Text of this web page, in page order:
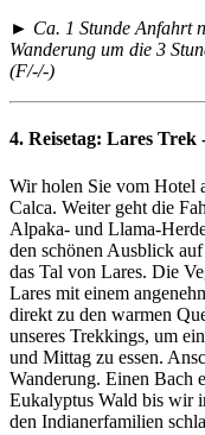
► Ca. 1 Stunde Anfahrt
Wanderung um die 3
(F/-/-)
4. Reisetag: Lares Trek
Wir holen Sie vom Hotel
Calca. Weiter geht die
Alpaka- und Llama-
den schönen Ausblick
das Tal von Lares. Die
Lares mit einem
direkt zu den warmen
unseres Trekkings, um
und Mittag zu essen.
Wanderung. Einen Bach
Eukalyptus Wald bis wir
den Indianerfamilien